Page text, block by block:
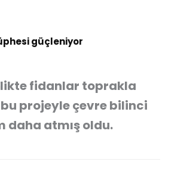
güçleniyor
fidanlar toprakla
projeyle çevre bilinci
daha atmış oldu.